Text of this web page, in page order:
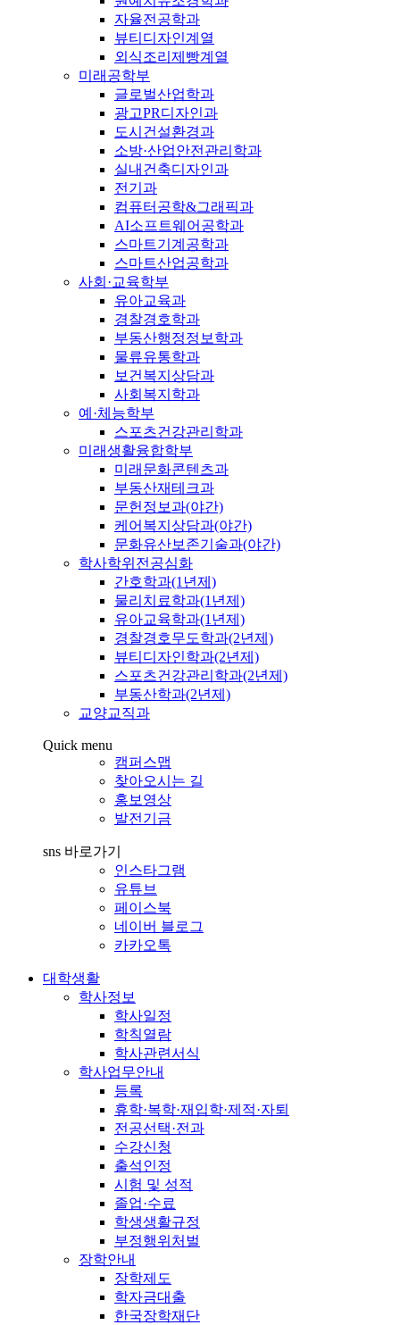
자율전공학과
뷰티디자인계열
외식조리제빵계열
미래공학부
글로벌산업학과
광고PR디자인과
도시건설환경과
소방·산업안전관리학과
실내건축디자인과
전기과
컴퓨터공학&그래픽과
AI소프트웨어공학과
스마트기계공학과
스마트산업공학과
사회·교육학부
유아교육과
경찰경호학과
부동산행정정보학과
물류유통학과
보건복지상담과
사회복지학과
예·체능학부
스포츠건강관리학과
미래생활융합학부
미래문화콘텐츠과
부동산재테크과
문헌정보과(야간)
케어복지상담과(야간)
문화유산보존기술과(야간)
학사학위전공심화
간호학과(1년제)
물리치료학과(1년제)
유아교육학과(1년제)
경찰경호무도학과(2년제)
뷰티디자인학과(2년제)
스포츠건강관리학과(2년제)
부동산학과(2년제)
교양교직과
Quick menu
캠퍼스맵
찾아오시는 길
홍보영상
발전기금
sns 바로가기
인스타그램
유튜브
페이스북
네이버 블로그
카카오톡
대학생활
학사정보
학사일정
학칙열람
학사관련서식
학사업무안내
등록
휴학·복학·재입학·제적·자퇴
전공선택·전과
수강신청
출석인정
시험 및 성적
졸업·수료
학생생활규정
부정행위처벌
장학안내
장학제도
학자금대출
한국장학재단